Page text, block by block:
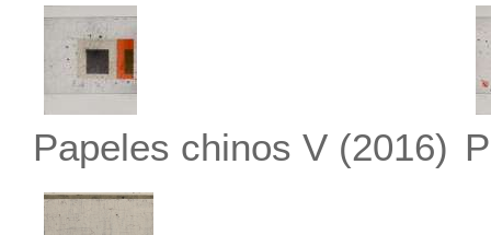
Papeles chinos V (2016)